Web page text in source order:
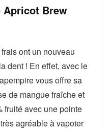
Apricot Brew
ont un nouveau
dent ! En effet, avec le
vous offre sa
de mangue fraîche et
fruité avec une pointe
agréable à vapoter